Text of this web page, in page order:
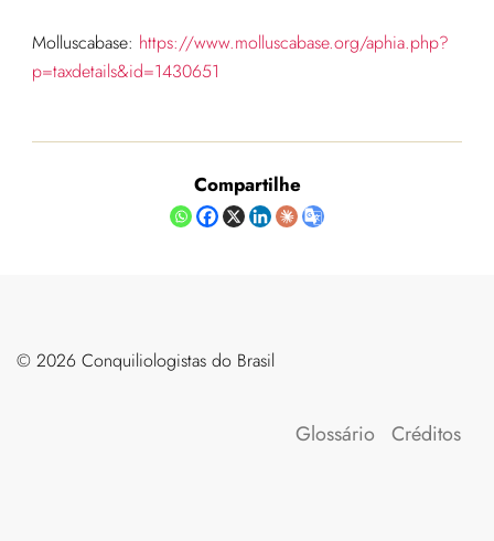
Molluscabase: https://www.molluscabase.org/aphia.php?
p=taxdetails&id=1430651
Compartilhe
©️ 2026 Conquiliologistas do Brasil
Glossário Créditos